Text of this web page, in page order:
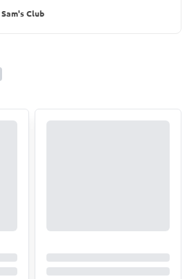
Sam's Club